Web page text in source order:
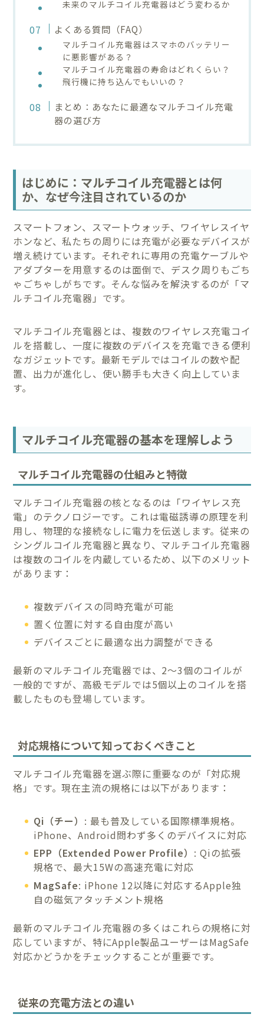
未来のマルチコイル充電器はどう変わるか
よくある質問（FAQ）
マルチコイル充電器はスマホのバッテリー
に悪影響がある？
マルチコイル充電器の寿命はどれくらい？
飛行機に持ち込んでもいいの？
まとめ：あなたに最適なマルチコイル充電
器の選び方
はじめに：マルチコイル充電器とは何
か、なぜ今注目されているのか
スマートフォン、スマートウォッチ、ワイヤレスイヤ
ホンなど、私たちの周りには充電が必要なデバイスが
増え続けています。それぞれに専用の充電ケーブルや
アダプターを用意するのは面倒で、デスク周りもごち
ゃごちゃしがちです。そんな悩みを解決するのが「マ
ルチコイル充電器」です。
マルチコイル充電器とは、複数のワイヤレス充電コイ
ルを搭載し、一度に複数のデバイスを充電できる便利
なガジェットです。最新モデルではコイルの数や配
置、出力が進化し、使い勝手も大きく向上していま
す。
マルチコイル充電器の基本を理解しよう
マルチコイル充電器の仕組みと特徴
マルチコイル充電器の核となるのは「ワイヤレス充
電」のテクノロジーです。これは電磁誘導の原理を利
用し、物理的な接続なしに電力を伝送します。従来の
シングルコイル充電器と異なり、マルチコイル充電器
は複数のコイルを内蔵しているため、以下のメリット
があります：
複数デバイスの同時充電が可能
置く位置に対する自由度が高い
デバイスごとに最適な出力調整ができる
最新のマルチコイル充電器では、2～3個のコイルが
一般的ですが、高級モデルでは5個以上のコイルを搭
載したものも登場しています。
対応規格について知っておくべきこと
マルチコイル充電器を選ぶ際に重要なのが「対応規
格」です。現在主流の規格には以下があります：
Qi（チー） : 最も普及している国際標準規格。
iPhone、Android問わず多くのデバイスに対応
EPP（Extended Power Profile） : Qiの拡張
規格で、最大15Wの高速充電に対応
MagSafe: iPhone 12以降に対応するApple独
自の磁気アタッチメント規格
最新のマルチコイル充電器の多くはこれらの規格に対
応していますが、特にApple製品ユーザーはMagSafe
対応かどうかをチェックすることが重要です。
従来の充電方法との違い